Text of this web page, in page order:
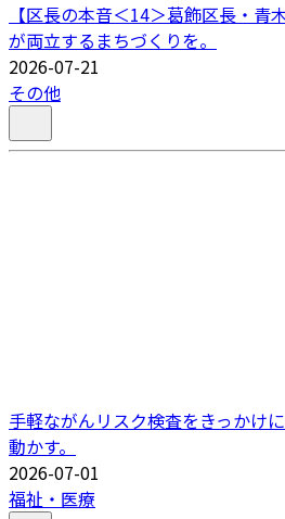
【区長の本音＜14＞葛飾区長・青
が両立するまちづくりを。
2026-07-21
その他
手軽ながんリスク検査をきっかけ
動かす。
2026-07-01
福祉・医療